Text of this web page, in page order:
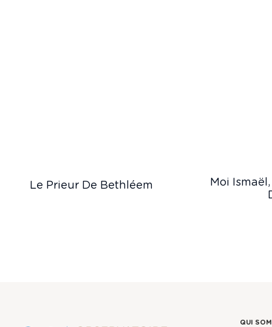
Le Prieur De Bethléem
Moi
QUI